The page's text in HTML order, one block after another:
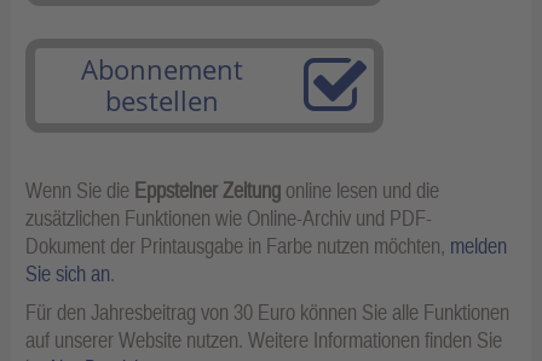
Abonnement
bestellen
Wenn Sie die Eppsteiner Zeitung online lesen und die
zusätzlichen Funktionen wie Online-Archiv und PDF-
Dokument der Printausgabe in Farbe nutzen möchten, melden
Sie sich an.
Für den Jahresbeitrag von 30 Euro können Sie alle Funktionen
auf unserer Website nutzen. Weitere Informationen finden Sie